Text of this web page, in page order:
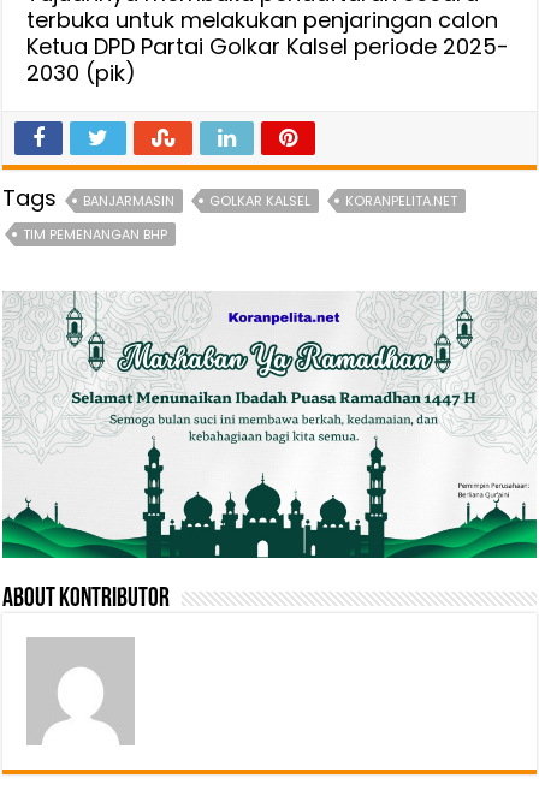
terbuka untuk melakukan penjaringan calon
Ketua DPD Partai Golkar Kalsel periode 2025-
2030 (pik)
Tags BANJARMASIN GOLKAR KALSEL
KORANPELITA.NET
TIM PEMENANGAN BHP
About Kontributor